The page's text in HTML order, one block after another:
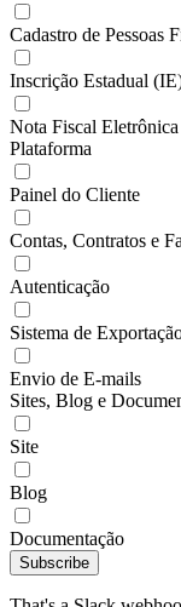
Cadastro de Pessoas
Inscrição Estadual
Nota Fiscal
Plataforma
Painel do Cliente
Contas, Contratos e
Autenticação
Sistema de
Envio de E-mails
Sites, Blog e
Site
Blog
Documentação
Subscribe